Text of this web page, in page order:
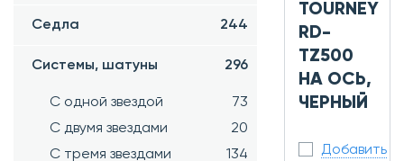
Седла 244
Системы, шатуны 296
С одной звездой
73
С двумя звездами
20
С тремя звездами
134
TOURNEY
RD-
TZ500
НА ОСЬ,
ЧЕРНЫЙ
Добавить